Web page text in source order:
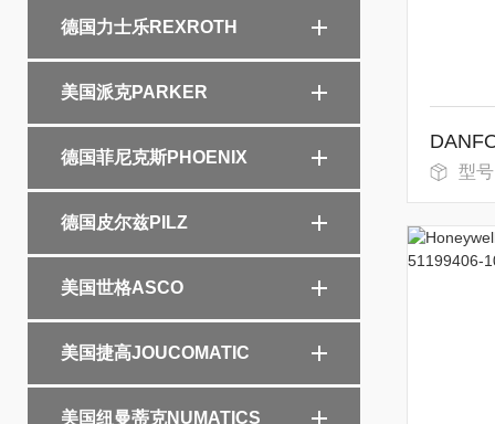
德国力士乐REXROTH
美国派克PARKER
德国菲尼克斯PHOENIX
德国皮尔兹PILZ
美国世格ASCO
美国捷高JOUCOMATIC
美国纽曼蒂克NUMATICS
型号：